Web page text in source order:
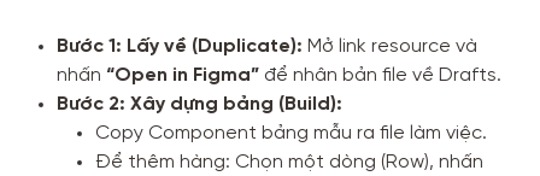
Bước 1: Lấy về (Duplicate): Mở link resource và
nhấn “Open in Figma” để nhân bản file về Drafts.
Bước 2: Xây dựng bảng (Build):
Copy Component bảng mẫu ra file làm việc.
Để thêm hàng: Chọn một dòng (Row), nhấn